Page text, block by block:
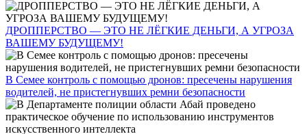
ДРОППЕРСТВО — ЭТО НЕ ЛЁГКИЕ ДЕНЬГИ, А УГРОЗА
ВАШЕМУ БУДУЩЕМУ!
В Семее контроль с помощью дронов: пресечены нарушения
водителей, не пристегнувших ремни безопасности